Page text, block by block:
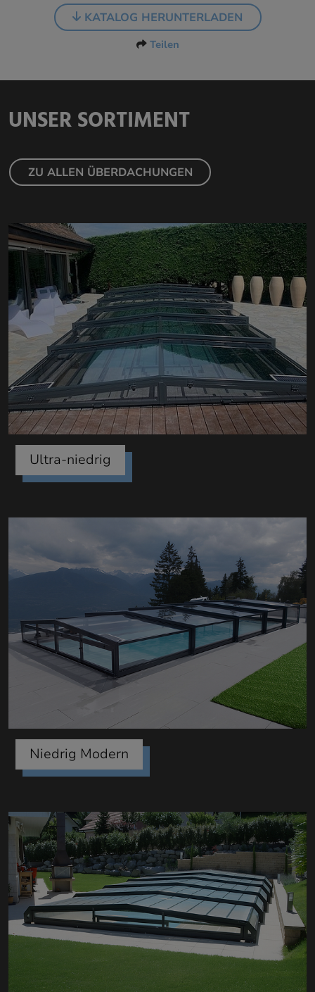
KATALOG HERUNTERLADEN
Teilen
UNSER SORTIMENT
ZU ALLEN ÜBERDACHUNGEN
Ultra-niedrig
Niedrig Modern